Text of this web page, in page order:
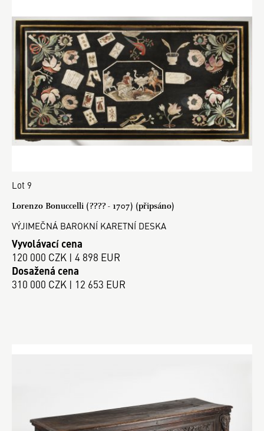
Lot 9
Lorenzo Bonuccelli (???? - 1707) (připsáno)
VÝJIMEČNÁ BAROKNÍ KARETNÍ DESKA
Vyvolávací cena
120 000 CZK | 4 898 EUR
Dosažená cena
310 000 CZK | 12 653 EUR